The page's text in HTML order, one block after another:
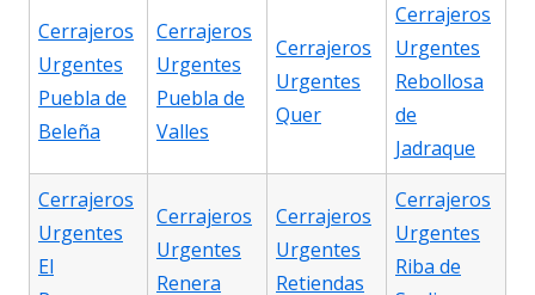
Cerrajeros
Urgentes
Puebla de
Beleña
Cerrajeros
Urgentes
Puebla de
Valles
Cerrajeros
Urgentes
Quer
Cerrajeros
Urgentes
Rebollosa
de
Jadraque
Cerrajeros
Urgentes
El
Cerrajeros
Urgentes
Renera
Cerrajeros
Urgentes
Retiendas
Cerrajeros
Urgentes
Riba de